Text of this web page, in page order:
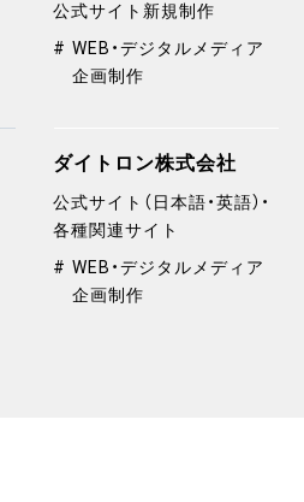
公式サイト新規制作
WEB・デジタルメディア
企画制作
ダイトロン株式会社
公式サイト（日本語・英語）・
各種関連サイト
WEB・デジタルメディア
企画制作